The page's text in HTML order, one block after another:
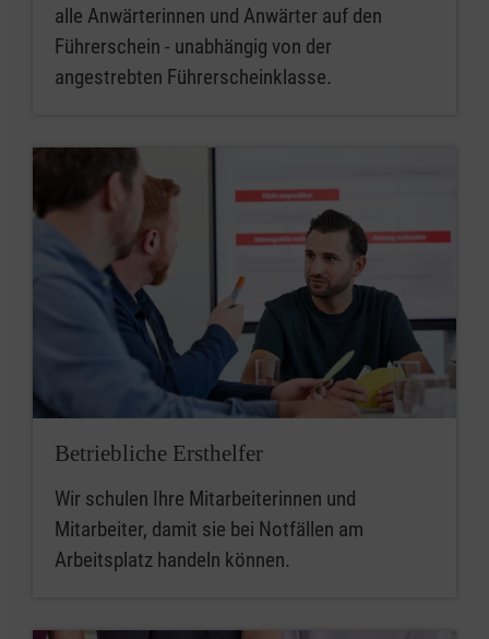
alle Anwärterinnen und Anwärter auf den
Führerschein - unabhängig von der
angestrebten Führerscheinklasse.
Betriebliche Ersthelfer
Wir schulen Ihre Mitarbeiterinnen und
Mitarbeiter, damit sie bei Notfällen am
Arbeitsplatz handeln können.